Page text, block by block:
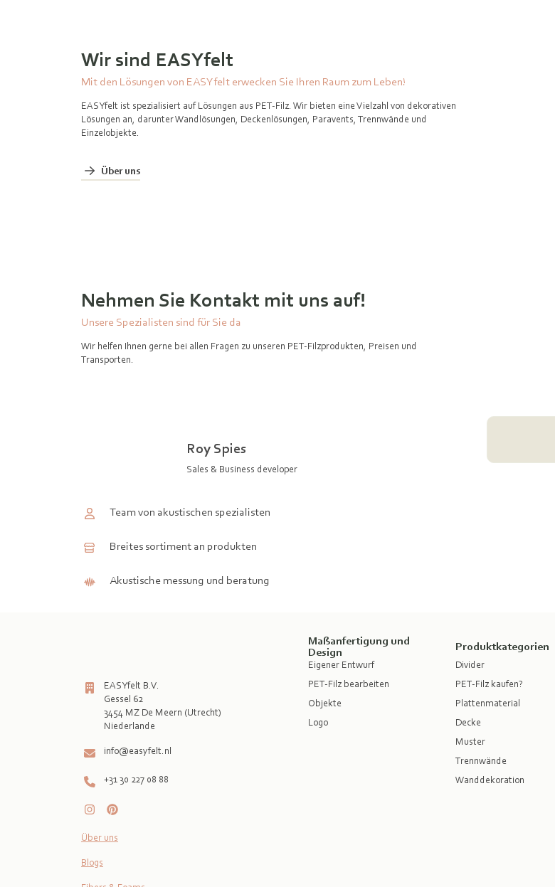
Wir sind EASYfelt
Mit den Lösungen von EASYfelt erwecken Sie Ihren Raum zum Leben!
EASYfelt ist spezialisiert auf Lösungen aus PET-Filz. Wir bieten eine Vielzahl von dekorativen
Lösungen an, darunter Wandlösungen, Deckenlösungen, Paravents, Trennwände und
Einzelobjekte.
Über uns
Nehmen Sie Kontakt mit uns auf!
Unsere Spezialisten sind für Sie da
Wir helfen Ihnen gerne bei allen Fragen zu unseren PET-Filzprodukten, Preisen und
Transporten.
Roy Spies
Sales & Business developer
Team von akustischen spezialisten
Breites sortiment an produkten
Akustische messung und beratung
EASYfelt B.V.
Gessel 62
3454 MZ De Meern (Utrecht)
info@easyfelt.nl
+31 30 227 08 88
Über uns
Blogs
Maßanfertigung und
Design
Eigener Entwurf
PET-Filz bearbeiten
Objekte
Logo
Produktkategorien
Divider
PET-Filz kaufen?
Plattenmaterial
Decke
Muster
Trennwände
Wanddekoration